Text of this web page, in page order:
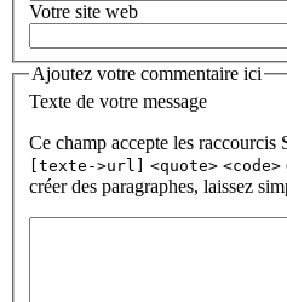
Votre site web
Ajoutez votre commentaire ici
Texte de votre message
Ce champ accepte les raccourcis
[texte->url]
<quote> <code>
créer des paragraphes, laissez